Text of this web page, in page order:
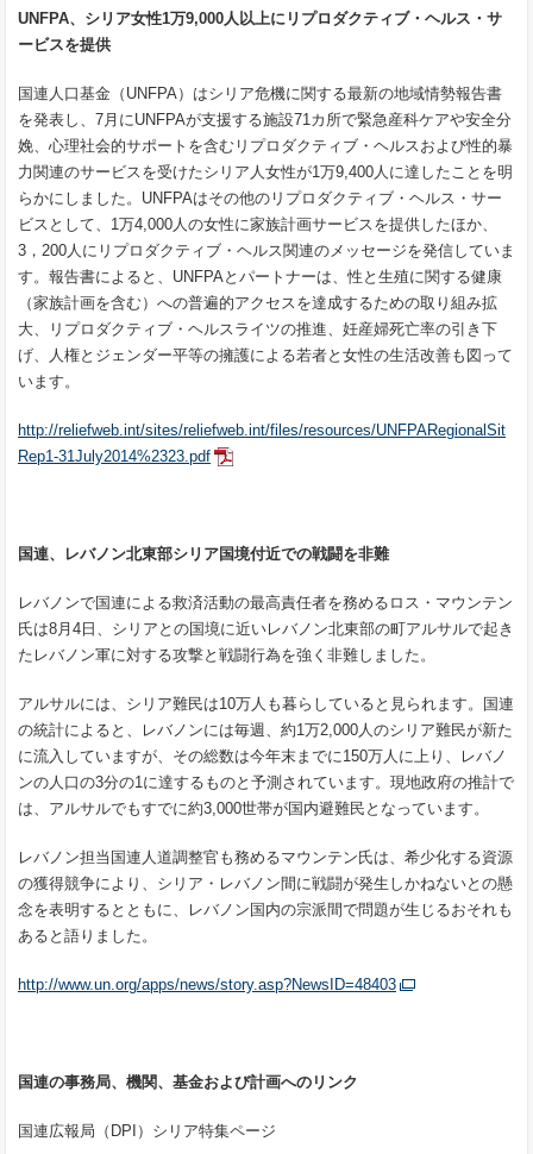
UNFPA、シリア女性1万9,000人以上にリプロダクティブ・ヘルス・サ
ービスを提供
国連人口基金（UNFPA）はシリア危機に関する最新の地域情勢報告書
を発表し、7月にUNFPAが支援する施設71カ所で緊急産科ケアや安全分
娩、心理社会的サポートを含むリプロダクティブ・ヘルスおよび性的暴
力関連のサービスを受けたシリア人女性が1万9,400人に達したことを明
らかにしました。UNFPAはその他のリプロダクティブ・ヘルス・サー
ビスとして、1万4,000人の女性に家族計画サービスを提供したほか、
3，200人にリプロダクティブ・ヘルス関連のメッセージを発信していま
す。報告書によると、UNFPAとパートナーは、性と生殖に関する健康
（家族計画を含む）への普遍的アクセスを達成するための取り組み拡
大、リプロダクティブ・ヘルスライツの推進、妊産婦死亡率の引き下
げ、人権とジェンダー平等の擁護による若者と女性の生活改善も図って
います。
http://reliefweb.int/sites/reliefweb.int/files/resources/UNFPARegionalSit
Rep1-31July2014%2323.pdf
国連、レバノン北東部シリア国境付近での戦闘を非難
レバノンで国連による救済活動の最高責任者を務めるロス・マウンテン
氏は8月4日、シリアとの国境に近いレバノン北東部の町アルサルで起き
たレバノン軍に対する攻撃と戦闘行為を強く非難しました。
アルサルには、シリア難民は10万人も暮らしていると見られます。国連
の統計によると、レバノンには毎週、約1万2,000人のシリア難民が新た
に流入していますが、その総数は今年末までに150万人に上り、レバノ
ンの人口の3分の1に達するものと予測されています。現地政府の推計で
は、アルサルでもすでに約3,000世帯が国内避難民となっています。
レバノン担当国連人道調整官も務めるマウンテン氏は、希少化する資源
の獲得競争により、シリア・レバノン間に戦闘が発生しかねないとの懸
念を表明するとともに、レバノン国内の宗派間で問題が生じるおそれも
あると語りました。
http://www.un.org/apps/news/story.asp?NewsID=48403
国連の事務局、機関、基金および計画へのリンク
国連広報局（DPI）シリア特集ページ